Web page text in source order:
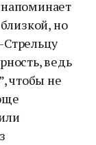
но
ведь
чтобы не